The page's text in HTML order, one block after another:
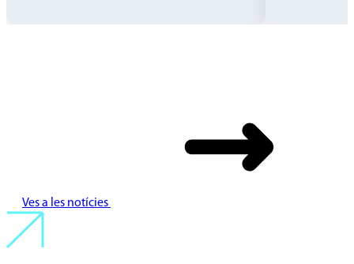
Ves a les notícies